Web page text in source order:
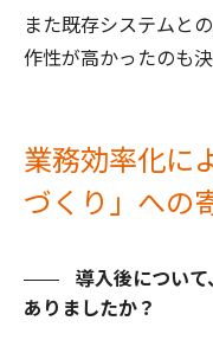
また既存システムと
作性が高かったのも
業務効率化に
づくり」への
導入後につい
ありましたか？